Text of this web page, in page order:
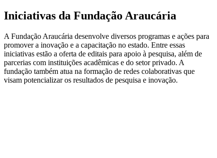
Iniciativas da Fundação Araucária
A Fundação Araucária desenvolve diversos programas e ações para
promover a inovação e a capacitação no estado. Entre essas
iniciativas estão a oferta de editais para apoio à pesquisa, além de
parcerias com instituições acadêmicas e do setor privado. A
fundação também atua na formação de redes colaborativas que
visam potencializar os resultados de pesquisa e inovação.